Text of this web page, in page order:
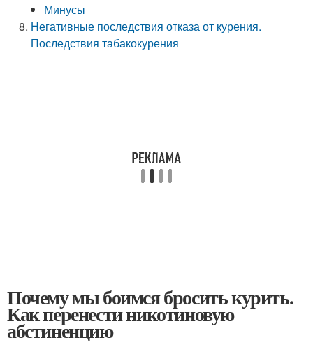
Минусы
Негативные последствия отказа от курения.
Последствия табакокурения
Почему мы боимся бросить курить.
Как перенести никотиновую
абстиненцию